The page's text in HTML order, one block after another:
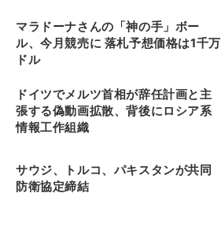
マラドーナさんの「神の手」ボー
ル、今月競売に 落札予想価格は1千万
ドル
ドイツでメルツ首相が辞任計画と主
張する偽動画拡散、背後にロシア系
情報工作組織
サウジ、トルコ、パキスタンが共同
防衛協定締結